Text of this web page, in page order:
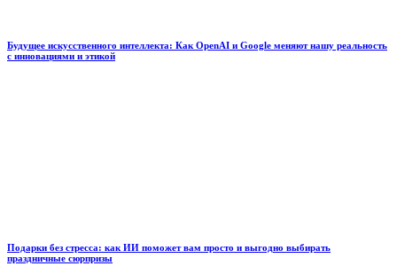
Будущее искусственного интеллекта: Как OpenAI и Google меняют нашу реальность
с инновациями и этикой
Подарки без стресса: как ИИ поможет вам просто и выгодно выбирать
праздничные сюрпризы